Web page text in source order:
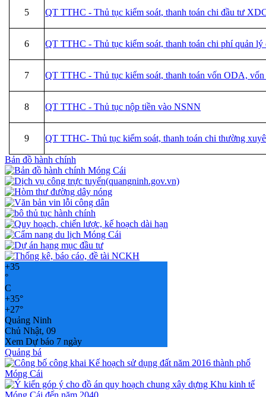
5 QT TTHC - Thủ tục kiểm soát, thanh toán chi đầu tư
6 QT TTHC - Thủ tục kiểm soát, thanh toán chi phí quản lý
7 QT TTHC - Thủ tục kiểm soát, thanh toán vốn ODA,
8 QT TTHC - Thủ tục nộp tiền vào NSNN
9 QT TTHC- Thủ tục kiểm soát, thanh toán chi thường
Bản đồ hành chính
+35
°
C
+35°
+27°
Quảng Ninh
Chủ Nhật, 09
Xem Dự báo 7 ngày
Quảng bá